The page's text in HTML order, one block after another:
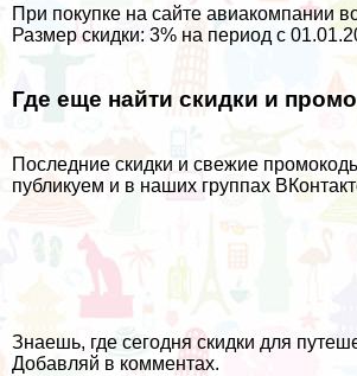
При покупке на сайте авиакомпании
Размер скидки: 3% на период с
Где еще найти скидки и
Последние скидки и свежие
публикуем и в наших группах
Знаешь, где сегодня скидки для
Добавляй в комментах.